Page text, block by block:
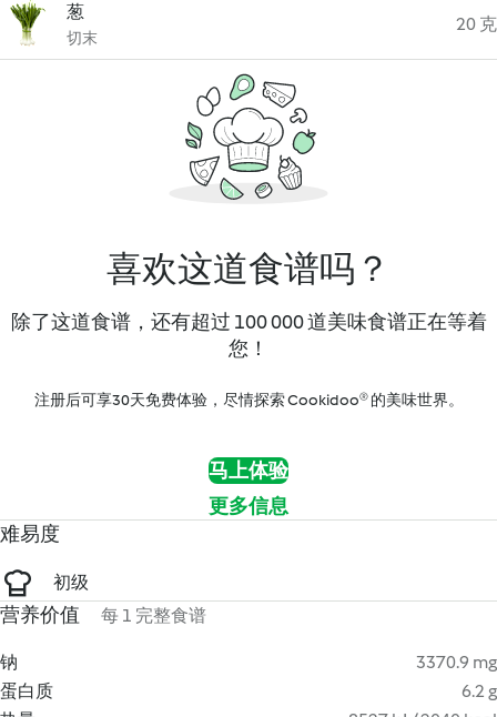
葱
切末
20 克
喜欢这道食谱吗？
除了这道食谱，还有超过 100 000 道美味食谱正在等着
您！
注册后可享30天免费体验，尽情探索 Cookidoo® 的美味世界。
马上体验
更多信息
难易度
初级
营养价值 每 1 完整食谱
钠
3370.9 mg
蛋白质
6.2 g